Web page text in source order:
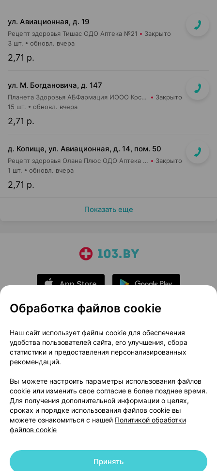
ул. Авиационная, д. 19
Рецепт здоровья Тишас ОДО Аптека №21 Закрыто
2,71 р.
3 шт. обновл. вчера
ул. М. Богдановича, д. 147
Планета Здоровья АБФармация ИООО Косметический магазин №4 Закрыто
2,71 р.
15 шт. обновл. вчера
д. Копище, ул. Авиационная, д. 14, пом. 50
Рецепт здоровья Олана Плюс ОДО Аптека №5 Закрыто
2,71 р.
1 шт. обновл. вчера
Показать еще
О проекте
Новости проекта
Размещение рекламы
Медицинский маркетинг
Публичный договор
Доставка
Способы оплаты
Вакансии
Партнеры
Написать руководителю 103.by
Написать в поддержку
Персональные настройки Cookie
Обработка файлов cookie
Наш сайт использует файлы cookie для обеспечения
удобства пользователей сайта, его улучшения, сбора
статистики и предоставления персонализированных
рекомендаций.
Вы можете настроить параметры использования файлов
cookie или изменить свое согласие в более позднее время.
Для получения дополнительной информации о целях,
сроках и порядке использования файлов cookie вы
можете ознакомиться с нашей Политикой обработки
файлов cookie
Принять